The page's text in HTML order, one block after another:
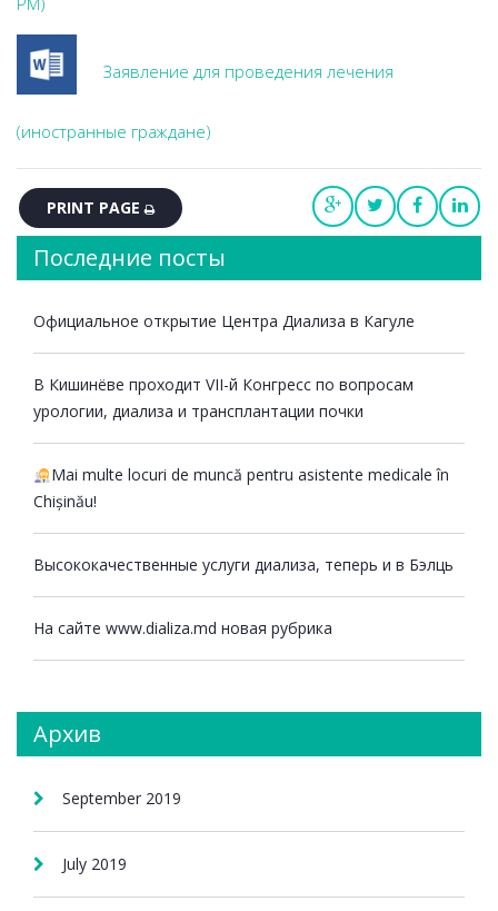
Заявление для проведения лечения
(иностранные граждане)
PRINT PAGE
Последние посты
Официальное открытие Центра Диализа в Кагуле
В Кишинёве проходит VII-й Конгресс по вопросам
урологии, диализа и трансплантации почки
Mai multe locuri de muncă pentru asistente medicale în
Chișinău!
Высококачественные услуги диализа, теперь и в Бэлць
На сайте www.dializa.md новая рубрика
Aрхив
September 2019
July 2019